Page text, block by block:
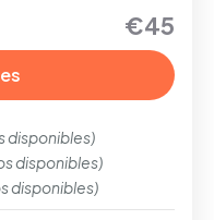
y
en Praga con
€45
disponibles)
disponibles)
disponibles)